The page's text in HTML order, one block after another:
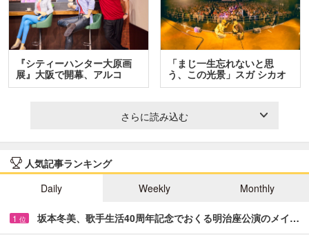
『シティーハンター大原画
展』大阪で開幕、アルコ
＆…
「まじ一生忘れないと思
う、この光景」スガ シカオ
と…
さらに読み込む
人気記事ランキング
Daily
Weekly Monthly
1 位 坂本冬美、歌手生活40周年記念でおくる明治座公演のメイ…